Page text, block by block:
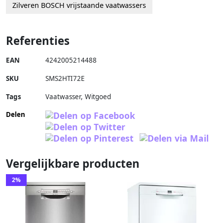
Zilveren BOSCH vrijstaande vaatwassers
Referenties
EAN 4242005214488
SKU SMS2HTI72E
Tags
Vaatwasser, Witgoed
Delen
Vergelijkbare producten
2%